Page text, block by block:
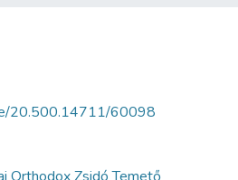
20.500.14711/60098